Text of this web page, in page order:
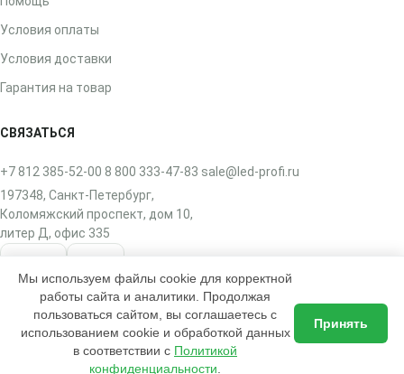
Условия оплаты
Условия доставки
Гарантия на товар
СВЯЗАТЬСЯ
+7 812 385-52-00 8 800 333-47-83 sale@led-profi.ru
197348, Санкт-Петербург,
Коломяжский проспект, дом 10,
литер Д, офис 335
2017–2026 © ЛЭД-ПРОФИ — интернет-магазин освещения
Доставка по всей России
Мы используем файлы cookie для корректной
работы сайта и аналитики. Продолжая
пользоваться сайтом, вы соглашаетесь с
использованием cookie и обработкой данных
в соответствии с Политикой
конфиденциальности
Принять